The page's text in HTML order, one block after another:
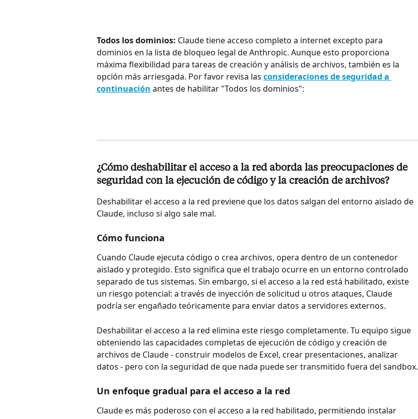
Todos los dominios: Claude tiene acceso completo a internet excepto para
dominios en la lista de bloqueo legal de Anthropic. Aunque esto proporciona
máxima flexibilidad para tareas de creación y análisis de archivos, también es la
opción más arriesgada. Por favor revisa las consideraciones de seguridad a
continuación antes de habilitar "Todos los dominios":
¿Cómo deshabilitar el acceso a la red aborda las preocupaciones de
seguridad con la ejecución de código y la creación de archivos?
Deshabilitar el acceso a la red previene que los datos salgan del entorno aislado de
Claude, incluso si algo sale mal.
Cómo funciona
Cuando Claude ejecuta código o crea archivos, opera dentro de un contenedor
aislado y protegido. Esto significa que el trabajo ocurre en un entorno controlado
separado de tus sistemas. Sin embargo, si el acceso a la red está habilitado, existe
un riesgo potencial: a través de inyección de solicitud u otros ataques, Claude
podría ser engañado teóricamente para enviar datos a servidores externos.
Deshabilitar el acceso a la red elimina este riesgo completamente. Tu equipo sigue
obteniendo las capacidades completas de ejecución de código y creación de
archivos de Claude - construir modelos de Excel, crear presentaciones, analizar
datos - pero con la seguridad de que nada puede ser transmitido fuera del sandbox.
Un enfoque gradual para el acceso a la red
Claude es más poderoso con el acceso a la red habilitado, permitiendo instalar